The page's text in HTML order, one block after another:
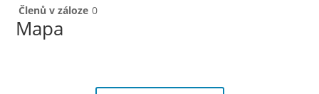
Členů v záloze 0
Mapa